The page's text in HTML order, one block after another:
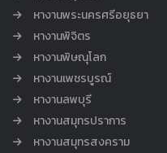
หางานพระนครศรีอยุธยา
หางานพิจิตร
หางานพิษณุโลก
หางานเพชรบูรณ์
หางานลพบุรี
หางานสมุทรปราการ
หางานสมุทรสงคราม